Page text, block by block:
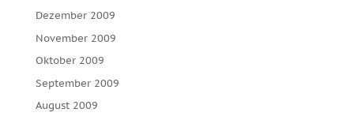
Dezember 2009
November 2009
Oktober 2009
September 2009
August 2009